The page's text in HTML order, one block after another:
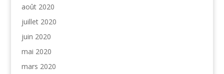
août 2020
juillet 2020
juin 2020
mai 2020
mars 2020